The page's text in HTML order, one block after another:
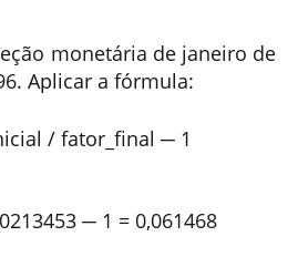
monetária de janeiro de
Aplicar a fórmula:
/ fator_ final ─ 1
─ 1 = 0,061468